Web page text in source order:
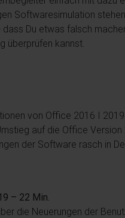
Softwaresimulation
Du etwas falsch
überprüfen kannst.
von Office 2016 I
auf die Office
der Software rasch in
– 22 Min.
die Neuerungen der